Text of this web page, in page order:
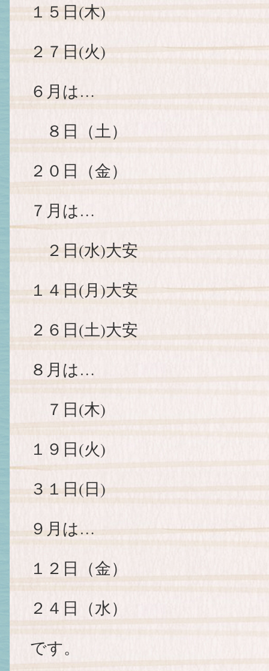
１５日(木)
２７日(火)
６月は…
８日（土）
２０日（金）
７月は…
２日(水)大安
１４日(月)大安
２６日(土)大安
８月は…
７日(木)
１９日(火)
３１日(日)
９月は…
１２日（金）
２４日（水）
です。